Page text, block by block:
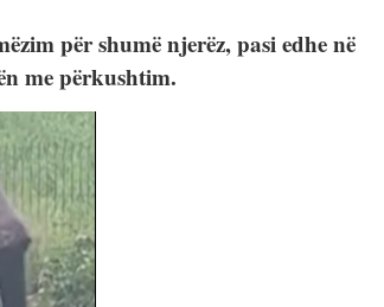
për shumë njerëz, pasi edhe në
me përkushtim.